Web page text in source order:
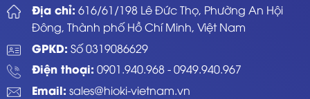
Địa chỉ: 616/61/198 Lê Đức Thọ, Phường An Hội
Đông, Thành phố Hồ Chí Minh, Việt Nam
GPKD: Số 0319086629
Điện thoại: 0901.940.968-0949.940.967
Email: sales@hioki-vietnam.vn